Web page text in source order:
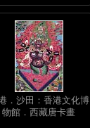
．沙田：香港文化博
物館．西藏唐卡畫